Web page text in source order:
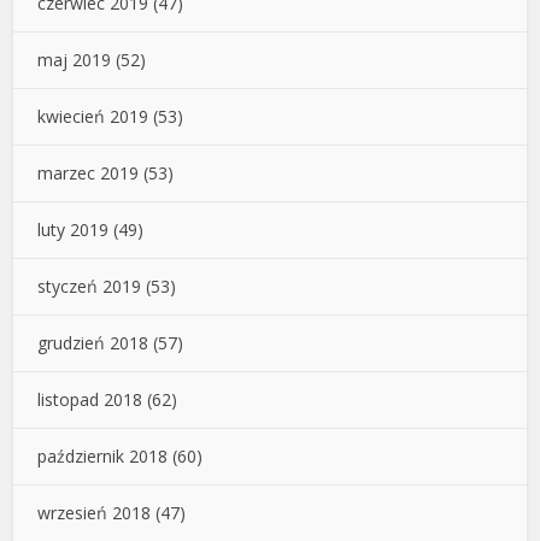
maj 2019 (52)
kwiecień 2019 (53)
marzec 2019 (53)
luty 2019 (49)
styczeń 2019 (53)
grudzień 2018 (57)
listopad 2018 (62)
październik 2018 (60)
wrzesień 2018 (47)